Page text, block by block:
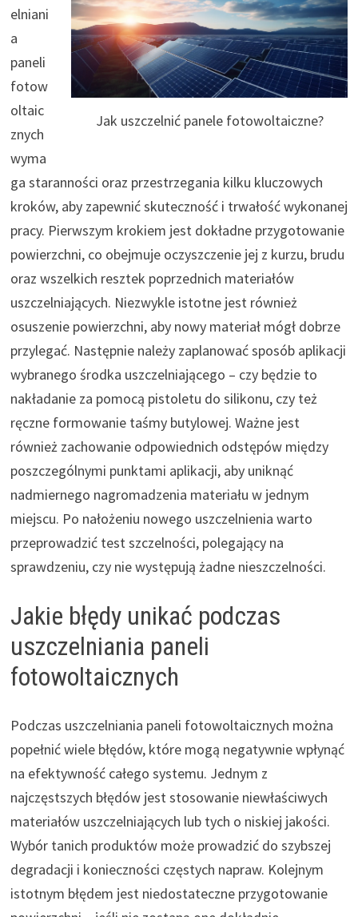
Jak uszczelnić panele fotowoltaiczne?
elniani
a
paneli
fotow
oltaic
znych
wyma
ga staranności oraz przestrzegania kilku kluczowych
kroków, aby zapewnić skuteczność i trwałość wykonanej
pracy. Pierwszym krokiem jest dokładne przygotowanie
powierzchni, co obejmuje oczyszczenie jej z kurzu, brudu
oraz wszelkich resztek poprzednich materiałów
uszczelniających. Niezwykle istotne jest również
osuszenie powierzchni, aby nowy materiał mógł dobrze
przylegać. Następnie należy zaplanować sposób aplikacji
wybranego środka uszczelniającego – czy będzie to
nakładanie za pomocą pistoletu do silikonu, czy też
ręczne formowanie taśmy butylowej. Ważne jest
również zachowanie odpowiednich odstępów między
poszczególnymi punktami aplikacji, aby uniknąć
nadmiernego nagromadzenia materiału w jednym
miejscu. Po nałożeniu nowego uszczelnienia warto
przeprowadzić test szczelności, polegający na
sprawdzeniu, czy nie występują żadne nieszczelności.
Jakie błędy unikać podczas
uszczelniania paneli
fotowoltaicznych
Podczas uszczelniania paneli fotowoltaicznych można
popełnić wiele błędów, które mogą negatywnie wpłynąć
na efektywność całego systemu. Jednym z
najczęstszych błędów jest stosowanie niewłaściwych
materiałów uszczelniających lub tych o niskiej jakości.
Wybór tanich produktów może prowadzić do szybszej
degradacji i konieczności częstych napraw. Kolejnym
istotnym błędem jest niedostateczne przygotowanie